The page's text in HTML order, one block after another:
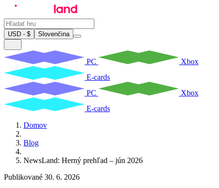
USD - $ Slovenčina
PC
Xbox
E-cards
PC
Xbox
E-cards
Domov
Blog
NewsLand: Herný prehľad – jún 2026
Publikované 30. 6. 2026